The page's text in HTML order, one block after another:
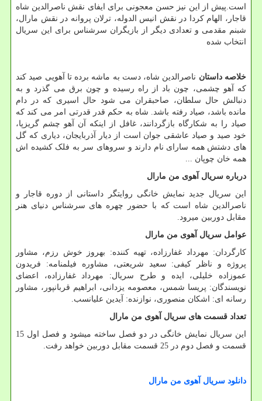
است.پیش از این نیز حسن معجونی برای ایفای نقش ناصرالدین شاه
قاجار، الهام کردا در نقش انیس الدوله، ترلان پروانه در نقش مارال،
شبنم مقدمی و تعدادی دیگر از بازیگران سرشناس برای این سریال
انتخاب شده
خلاصه داستان ناصرالدین شاه، دست به ماشه برده تا آهویی صید کند
که آهو چشمی، چون باد از راه رسیده و چون برق می گذرد و به
دنبالش حال سلطان، صاحبقران می شود حال اسیری که در دام
مانده باشد، صیاد رفته باشد. شاه به حکم قدر قدرتی امر می کند که
صیاد را به شکارگاه بازگردانند، غافل از اینکه آن آهو چشم گریزپا،
خود صید و صیاد عاشقی جوان است از دیار آذربایجان، دیاری که گل
های دشتش همه سارای نام دارند و سروهای سر به فلک کشیده اش
همه خان چوپان
درباره سریال آهوی من مارال
این سریال جدید نمایش خانگی روایتگر داستانی از دوره قاجار و
ناصرالدین شاه است که با حضور چهره های سرشناس دنیای هنر
مقابل دوربین میرود.
عوامل سریال آهوی من مارال
کارگردان: مهرداد غفارزاده، تهیه کننده: بهروز خوش رزم، مشاور
پروژه و ناظر کیفی: سعید شریعتی، مشاوره فیلمنامه: فریدون
عموزاده خلیلی، ایده و طرح سریال: مهرداد غفارزاده، اعضای
نویسندگان: پریسا شمس، معصومه یزدانی، ابراهیم قربانپور، مشاور
رسانه ای: اشکان منصوری، نوازنده: آیدین علیانسب.
تعداد قسمت های سریال آهوی من مارال
این سریال نمایش خانگی در دو فصل ساخته میشود و فصل اول 15
قسمت و فصل دوم در 25 قسمت مقابل دوربین خواهد رفت.
دانلود سریال آهوی من مارال